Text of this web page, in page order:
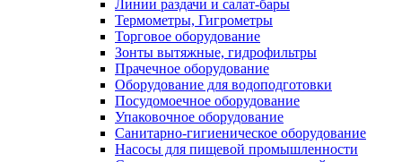
Линии раздачи и салат-бары
Термометры, Гигрометры
Торговое оборудование
Зонты вытяжные, гидрофильтры
Прачечное оборудование
Оборудование для водоподготовки
Посудомоечное оборудование
Упаковочное оборудование
Санитарно-гигиеническое оборудование
Насосы для пищевой промышленности